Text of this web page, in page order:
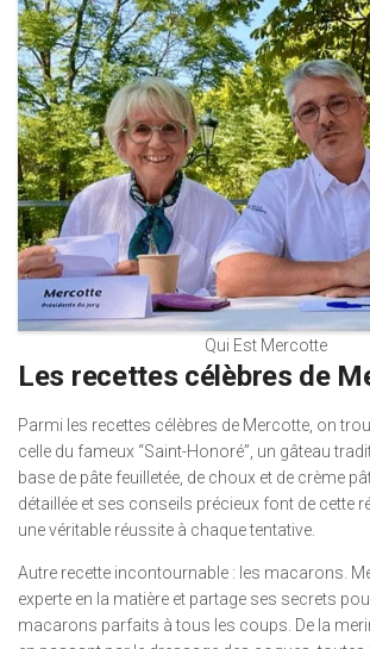
Qui Est Mercotte
Les recettes célèbres de
Parmi les recettes célèbres de Mercotte, on
celle du fameux “Saint-Honoré”, un gâteau
base de pâte feuilletée, de choux et de crème
détaillée et ses conseils précieux font de cette
une véritable réussite à chaque tentative.
Autre recette incontournable : les macarons.
experte en la matière et partage ses secrets
macarons parfaits à tous les coups. De la